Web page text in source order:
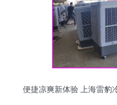
便捷凉爽新体验 上海雷豹